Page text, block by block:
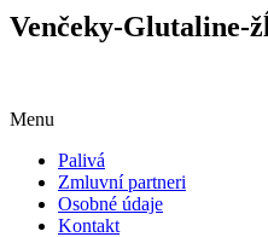
Venčeky-Glutaline-
Menu
Palivá
Zmluvní partneri
Osobné údaje
Kontakt